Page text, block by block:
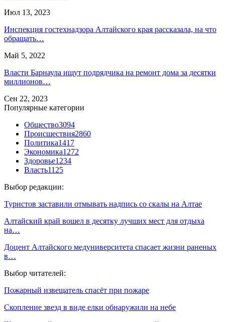
Июл 13, 2023
Инспекция гостехнадзора Алтайского края рассказала, на что
обращать…
Май 5, 2022
Власти Барнаула ищут подрядчика на ремонт дома за десятки
миллионов…
Сен 22, 2023
Популярные категории
Общество3094
Происшествия2860
Политика1417
Экономика1272
Здоровье1234
Власть1125
Выбор редакции:
Туристов заставили отмывать надпись со скалы на Алтае
Алтайский край вошел в десятку лучших мест для отдыха
на…
Доцент Алтайского медуниверситета спасает жизни раненых
в…
Выбор читателей:
Пожарный извещатель спасёт при пожаре
Скопление звезд в виде елки обнаружили на небе